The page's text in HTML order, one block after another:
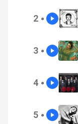
2 ●
3 ●
4 ●
5 ●